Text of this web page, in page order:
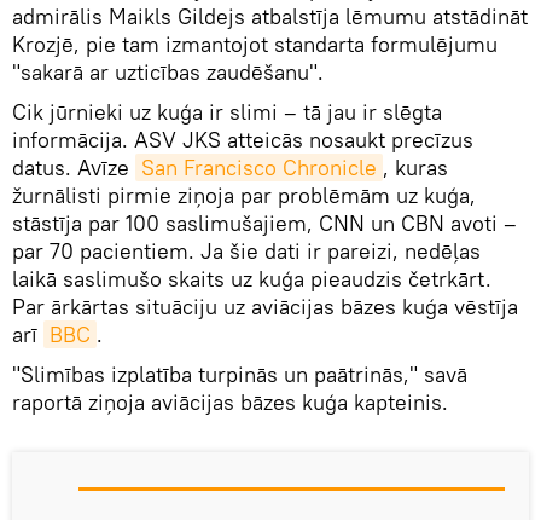
admirālis Maikls Gildejs atbalstīja lēmumu atstādināt
Krozjē, pie tam izmantojot standarta formulējumu
"sakarā ar uzticības zaudēšanu".
Cik jūrnieki uz kuģa ir slimi – tā jau ir slēgta
informācija. ASV JKS atteicās nosaukt precīzus
datus. Avīze San Francisco Chronicle , kuras
žurnālisti pirmie ziņoja par problēmām uz kuģa,
stāstīja par 100 saslimušajiem, CNN un CBN avoti –
par 70 pacientiem. Ja šie dati ir pareizi, nedēļas
laikā saslimušo skaits uz kuģa pieaudzis četrkārt.
Par ārkārtas situāciju uz aviācijas bāzes kuģa vēstīja
arī BBC .
"Slimības izplatība turpinās un paātrinās," savā
raportā ziņoja aviācijas bāzes kuģa kapteinis.